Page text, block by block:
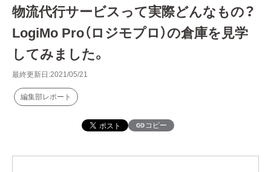
物流代行サービスって実際どんなもの？
LogiMo Pro（ロジモプロ）の倉庫を見学
してみました。
最終更新日:2021/05/21
編集部レポート
コピー